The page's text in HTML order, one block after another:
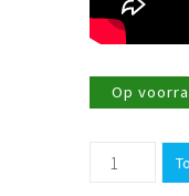
Op
Rasp
Mandoline